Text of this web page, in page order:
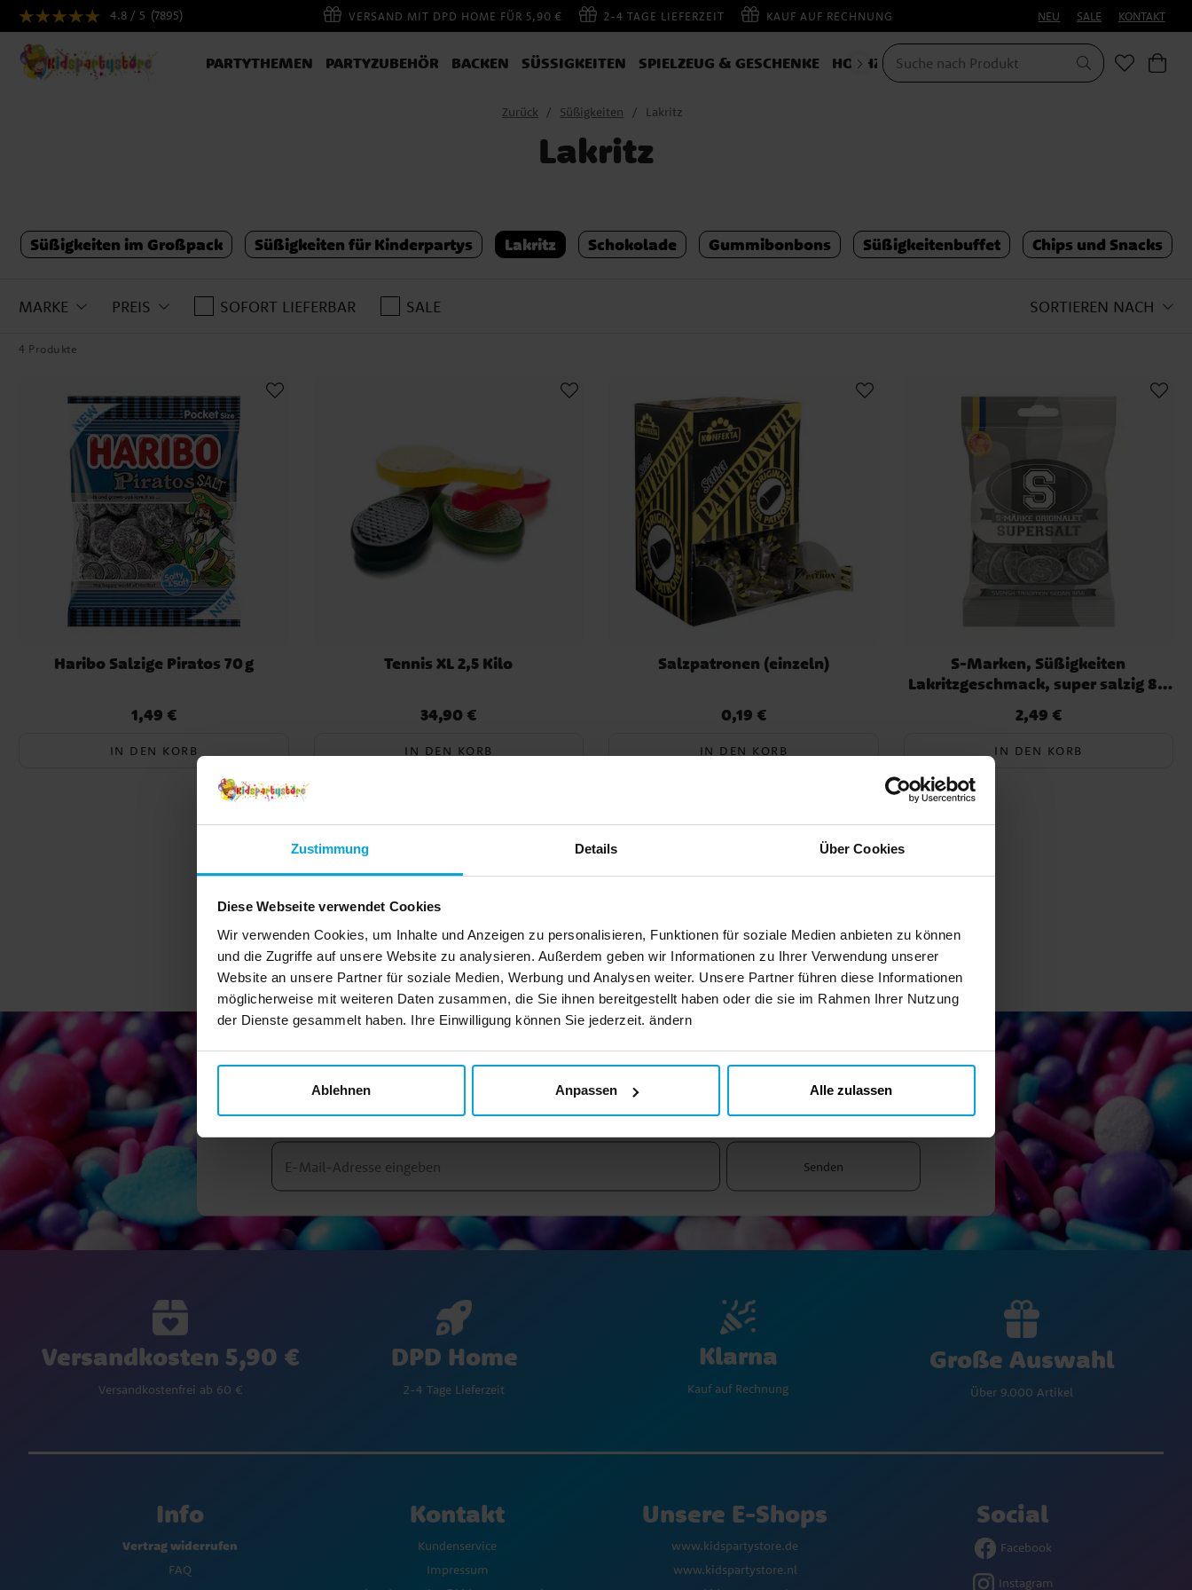
Zustimmung Details Über Cookies
Diese Webseite verwendet Cookies
Wir verwenden Cookies, um Inhalte und Anzeigen zu personalisieren, Funktionen für soziale Medien anbieten zu können
und die Zugriffe auf unsere Website zu analysieren. Außerdem geben wir Informationen zu Ihrer Verwendung unserer
Website an unsere Partner für soziale Medien, Werbung und Analysen weiter. Unsere Partner führen diese Informationen
möglicherweise mit weiteren Daten zusammen, die Sie ihnen bereitgestellt haben oder die sie im Rahmen Ihrer Nutzung
der Dienste gesammelt haben. Ihre Einwilligung können Sie jederzeit. ändern
Ablehnen Anpassen Alle zulassen
4.8 / 5 (7895) VERSAND MIT DPD HOME FÜR 5,90 € 2-4 TAGE LIEFERZEIT KAUF AUF RECHNUNG NEU SALE KONTAKT
PARTYTHEMEN PARTYZUBEHÖR BACKEN SÜSSIGKEITEN SPIELZEUG & GESCHENKE HOCHZEIT KOSTÜME
Zurück Süßigkeiten Lakritz
Lakritz
Süßigkeiten im Großpack Süßigkeiten für Kinderpartys Lakritz Schokolade Gummibonbons Süßigkeitenbuffet Chips und Snacks
MARKE PREIS SOFORT LIEFERBAR SALE SORTIEREN NACH
4 Produkte
Haribo Salzige Piratos 70 g
Preis:1,49 €
1,49 €
IN DEN KORB
Tennis XL 2,5 Kilo
Preis:34,90 €
34,90 €
IN DEN KORB
Salzpatronen (einzeln)
Preis:0,19 €
0,19 €
IN DEN KORB
S-Marken, Süßigkeiten
Lakritzgeschmack, super salzig 80
Preis:2,49 €
2,49 €
IN DEN KORB
Sie haben 4 von 4 Produkte gesehen
Newsletter!
Senden
Versandkosten 5,90 €
Versandkostenfrei ab 60 €
DPD Home
2-4 Tage Lieferzeit
Klarna
Kauf auf Rechnung
Große Auswahl
Über 9.000 Artikel
Info
Vertrag widerrufen
FAQ
Kontakt
Kundenservice
Impressum
Unsere E-Shops
www.kidspartystore.de
www.kidspartystore.nl
Social
Facebook
Instagram